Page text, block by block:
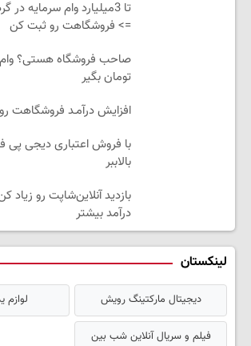
تا 3میلیارد وام سرمایه
=> فروشگاهت رو ثبت کن
تومان بگیر
افزایش درآمـد فروشگاهت
با فروش اعتباری دیجی
بالاببر
بازدید آنلاین‌شاپت رو زیاد
درآمد بیشتر
لینکستان
دیجیتال مارکتینگ رویش لوازم
فیلم و سریال آنلاین شب بین